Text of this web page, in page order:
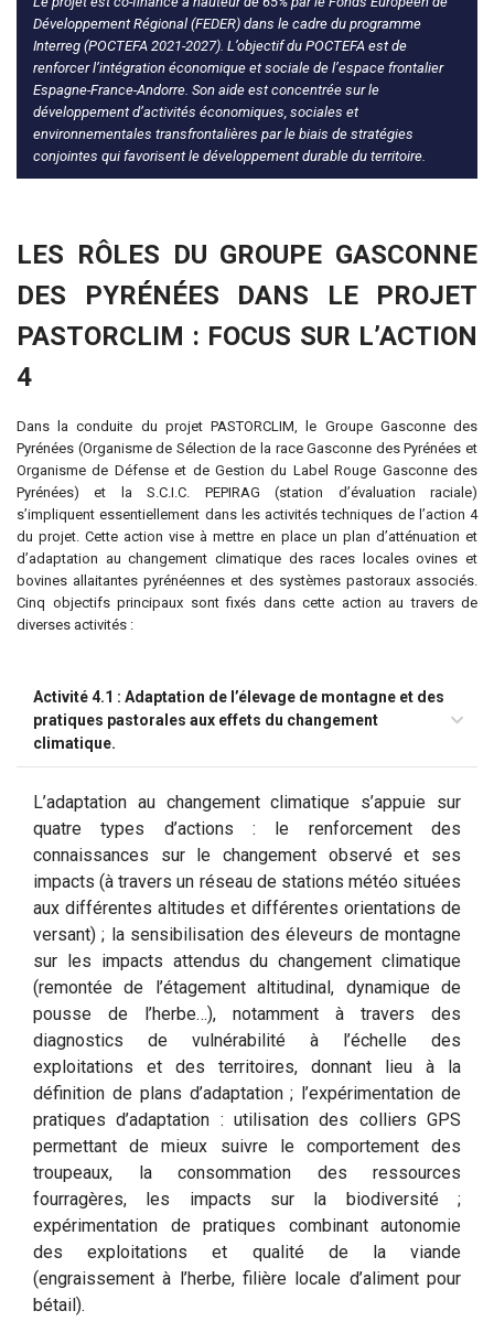
Développement Régional (FEDER) dans le cadre du programme
Interreg (POCTEFA 2021-2027). L’objectif du POCTEFA est de
renforcer l’intégration économique et sociale de l’espace frontalier
Espagne-France-Andorre. Son aide est concentrée sur le
développement d’activités économiques, sociales et
environnementales transfrontalières par le biais de stratégies
conjointes qui favorisent le développement durable du territoire.
LES RÔLES DU GROUPE GASCONNE
DES PYRÉNÉES DANS LE PROJET
PASTORCLIM : FOCUS SUR L’ACTION
4
Dans la conduite du projet PASTORCLIM, le Groupe Gasconne des
Pyrénées (Organisme de Sélection de la race Gasconne des Pyrénées et
Organisme de Défense et de Gestion du Label Rouge Gasconne des
Pyrénées) et la S.C.I.C. PEPIRAG (station d’évaluation raciale)
s’impliquent essentiellement dans les activités techniques de l’action 4
du projet. Cette action vise à mettre en place un plan d’atténuation et
d’adaptation au changement climatique des races locales ovines et
bovines allaitantes pyrénéennes et des systèmes pastoraux associés.
Cinq objectifs principaux sont fixés dans cette action au travers de
diverses activités :
Activité 4.1 : Adaptation de l’élevage de montagne et des
pratiques pastorales aux effets du changement
climatique.
L’adaptation au changement climatique s’appuie sur
quatre types d’actions : le renforcement des
connaissances sur le changement observé et ses
impacts (à travers un réseau de stations météo situées
aux différentes altitudes et différentes orientations de
versant) ; la sensibilisation des éleveurs de montagne
sur les impacts attendus du changement climatique
(remontée de l’étagement altitudinal, dynamique de
pousse de l’herbe…), notamment à travers des
diagnostics de vulnérabilité à l’échelle des
exploitations et des territoires, donnant lieu à la
définition de plans d’adaptation ; l’expérimentation de
pratiques d’adaptation : utilisation des colliers GPS
permettant de mieux suivre le comportement des
troupeaux, la consommation des ressources
fourragères, les impacts sur la biodiversité ;
expérimentation de pratiques combinant autonomie
des exploitations et qualité de la viande
(engraissement à l’herbe, filière locale d’aliment pour
bétail).